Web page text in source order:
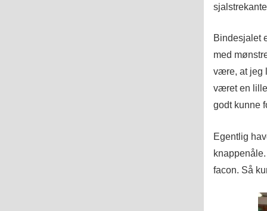
Bindesjalet
med
være, at jeg
været en
godt kunne
Egentlig
facon. Så